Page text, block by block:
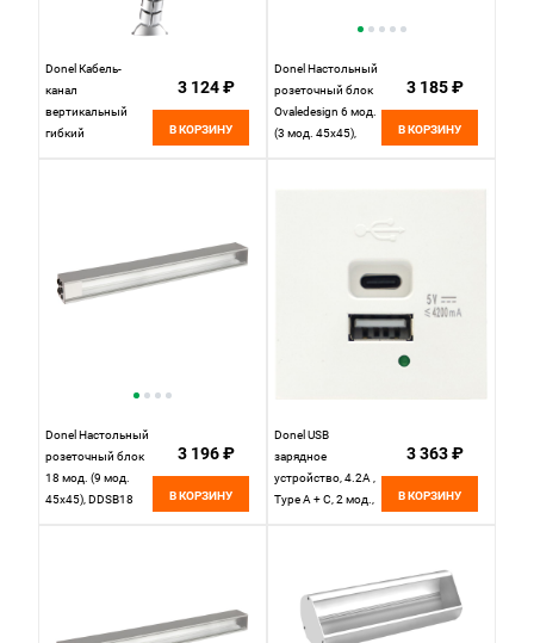
Donel Кабель-
канал
вертикальный
гибкий
3 124 ₽
В КОРЗИНУ
Donel Настольный
розеточный блок
Ovaledesign 6 мод.
(3 мод. 45х45),
3 185 ₽
В КОРЗИНУ
Donel Настольный
розеточный блок
18 мод. (9 мод.
45х45), DDSB18
3 196 ₽
В КОРЗИНУ
Donel USB
зарядное
устройство, 4.2A ,
Type A + C, 2 мод.,
3 363 ₽
В КОРЗИНУ